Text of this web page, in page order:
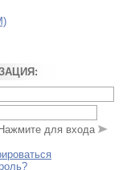
Нажмите для входа